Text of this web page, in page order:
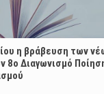
η βράβευση των
8ο Διαγωνισμό